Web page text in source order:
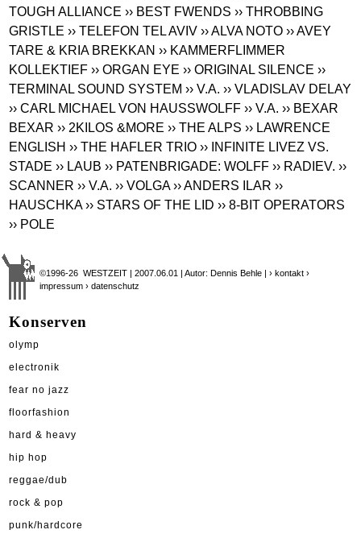
TOUGH ALLIANCE ›› BEST FWENDS ›› THROBBING
GRISTLE ›› TELEFON TEL AVIV ›› ALVA NOTO ›› AVEY
TARE & KRIA BREKKAN ›› KAMMERFLIMMER
KOLLEKTIEF ›› ORGAN EYE ›› ORIGINAL SILENCE ››
TERMINAL SOUND SYSTEM ›› V.A. ›› VLADISLAV DELAY
›› CARL MICHAEL VON HAUSSWOLFF ›› V.A. ›› BEXAR
BEXAR ›› 2KILOS &MORE ›› THE ALPS ›› LAWRENCE
ENGLISH ›› THE HAFLER TRIO ›› INFINITE LIVEZ VS.
STADE ›› LAUB ›› PATENBRIGADE: WOLFF ›› RADIEV. ››
SCANNER ›› V.A. ›› VOLGA ›› ANDERS ILAR ››
HAUSCHKA ›› STARS OF THE LID ›› 8-BIT OPERATORS
›› POLE
©1996-26 WESTZEIT | 2007.06.01 | Autor: Dennis Behle |› kontakt ›
impressum › datenschutz
Konserven
olymp
electronik
fear no jazz
floorfashion
hard & heavy
hip hop
reggae/dub
rock & pop
punk/hardcore